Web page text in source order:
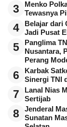
3
Menko
Tewasnya
4
Belajar dari
Jadi Pusat
5
Panglima
Nusantara,
Perang
6
Karbak
Sinergi TNI
7
Lanal Nias
Sertijab
8
Jenderal
Sunatan